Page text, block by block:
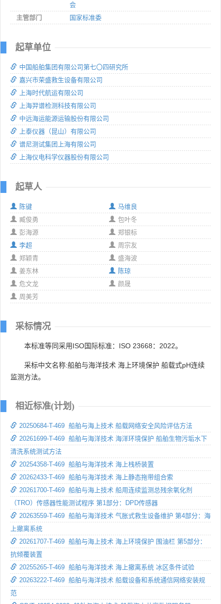
会
主管部门
国家标准委
起草单位
中国船舶集团有限公司第七〇四研究所
嘉兴市荣盛救生设备有限公司
上海时代航运有限公司
上海羿谱检测科技有限公司
中远海运能源运输股份有限公司
上泰仪器（昆山）有限公司
谱尼测试集团上海有限公司
上海仪电科学仪器股份有限公司
起草人
陈键
马维良
臧俊勇
包叶冬
彭海源
郑银标
李超
周宗友
郑颖青
盛海波
姜东林
陈琼
危文龙
颜晟
周美芳
采标情况
本标准等同采用ISO国际标准：ISO 23668：2022。
采标中文名称:船舶与海洋技术 海上环境保护 船载式pH连续
监测方法。
相近标准(计划)
20250684-T-469 船舶与海上技术 船载网络安全风险评估方法
20261699-T-469 船舶与海洋技术 海洋环境保护 船舶生物污垢水下
清洗系统测试方法
20254358-T-469 船舶与海洋技术 海上栈桥装置
20262433-T-469 船舶与海洋技术 海上静态拖带组合索
20261700-T-469 船舶与海上技术 船用连续监测总残余氧化剂
（TRO）传感器性能测试程序 第1部分：DPD传感器
20263559-T-469 船舶与海洋技术 气胀式救生设备维护 第4部分：海
上撤离系统
20261707-T-469 船舶与海上技术 海上环境保护 围油栏 第5部分：
抗倾覆装置
20255265-T-469 船舶与海洋技术 海上撤离系统 冰区条件试验
20263222-T-469 船舶与海洋技术 船载设备和系统通信网络安装规
范